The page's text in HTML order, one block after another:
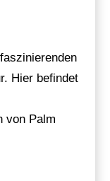
Hier befindet
von Palm